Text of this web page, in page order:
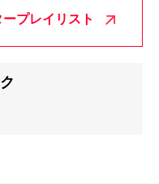
プレイリスト